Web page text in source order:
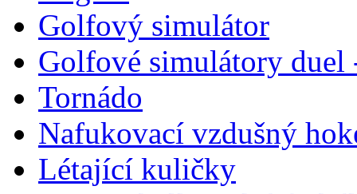
Golfový simulátor
Golfové simulátory duel
Tornádo
Nafukovací vzdušný
Létající kuličky